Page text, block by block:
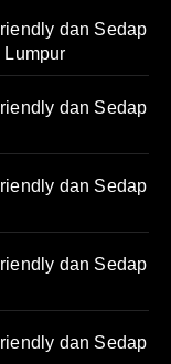
dan Sedap
Lumpur
dan Sedap
dan Sedap
dan Sedap
dan Sedap